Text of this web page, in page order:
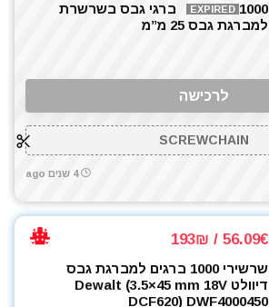
EXPIRED
1000 ברגי גבס בשרשרת
למברגת גבס 25 מ”מ
לרכישה
SCREWCHAIN
4 שנים ago
56.09€ / 193₪
שרשירי 1000 ברגים למברגת גבס
דיוולט Dewalt (3.5×45 mm 18V
DCF620) DWF4000450